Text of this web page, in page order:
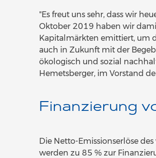
"Es freut uns sehr, dass wir
Oktober 2019 haben wir
Kapitalmärkten emittiert, um
auch in Zukunft mit der
ökologisch und sozial
Hemetsberger, im Vorstand
Finanzierung
Die Netto-Emissionserlöse
werden zu 85 % zur